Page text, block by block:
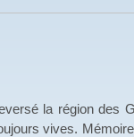
la région des
vives.